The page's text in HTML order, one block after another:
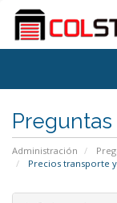
Administración
Precios transporte